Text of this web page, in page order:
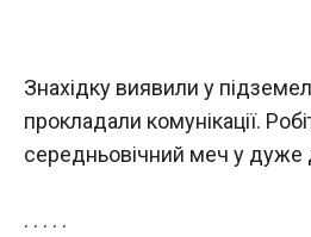
Знахідку виявили у
прокладали комунікації.
середньовічний меч у дуже
. . . . .